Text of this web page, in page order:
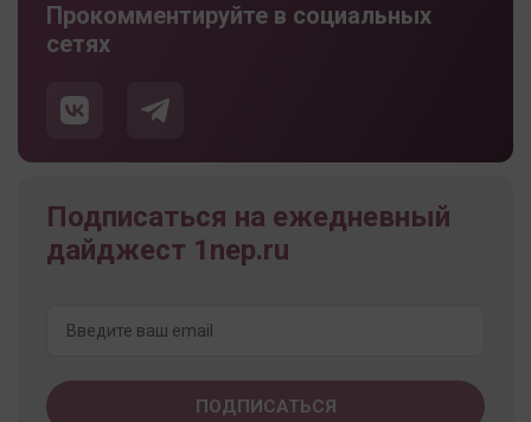
Прокомментируйте в социальных
сетях
Подписаться на ежедневный
дайджест 1nep.ru